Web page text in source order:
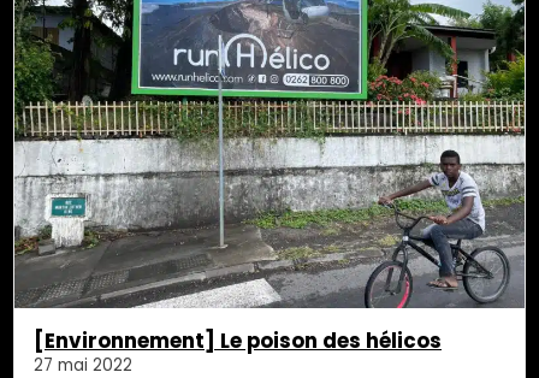
[Environnement] Le poison des hélicos
27 mai 2022